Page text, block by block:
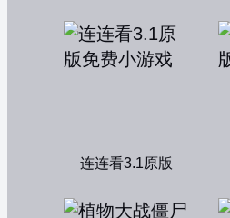
连连看3.1原版